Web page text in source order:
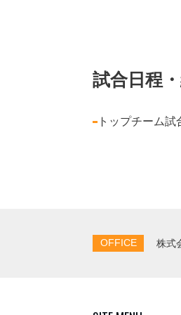
試合日程
トップチーム
OFFICE 株式